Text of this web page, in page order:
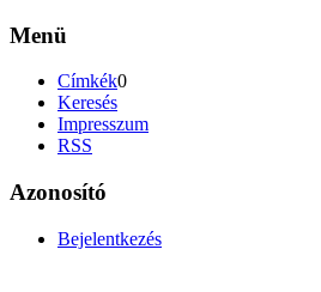
Menü
Címkék0
Keresés
Impresszum
RSS
Azonosító
Bejelentkezés